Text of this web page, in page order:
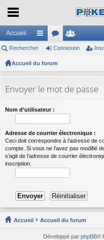
Accueil
ac
co
ci
s
or
u
s
e
es
Rechercher Connexion
Accueil du forum
Envoyer le mot de passe
Nom d’utilisateur :
Adresse de courrier électronique :
Ceci doit correspondre à l’adresse de
compte. Si vous ne l’avez pas modifié
s’agit de l’adresse de courrier
inscription.
Accueil Accueil du forum
Développé par phpBB®